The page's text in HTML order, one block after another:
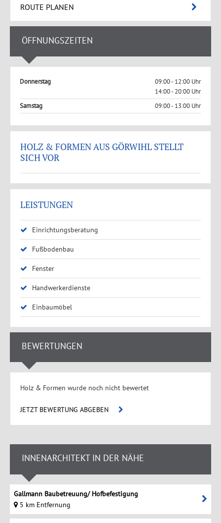
ROUTE PLANEN
ÖFFNUNGSZEITEN
Donnerstag
09:00 - 12:00 Uhr
14:00 - 20:00 Uhr
Samstag
09:00 - 13:00 Uhr
HOLZ & FORMEN AUS GÖRWIHL STELLT
SICH VOR
LEISTUNGEN
Einrichtungsberatung
Fußbodenbau
Fenster
Handwerkerdienste
Einbaumöbel
BEWERTUNGEN
Holz & Formen wurde noch nicht bewertet
JETZT BEWERTUNG ABGEBEN
INNENARCHITEKT IN DER NÄHE
Gallmann Baubetreuung/ Hofbefestigung
5 km Entfernung